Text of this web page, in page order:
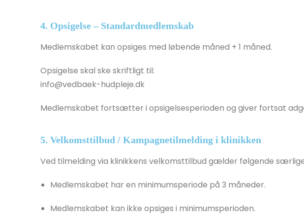
4. Opsigelse – Standardmedlemskab
Medlemskabet kan opsiges med løbende måned + 1 måned.
Opsigelse skal ske skriftligt til:
info@vedbaek-hudpleje.dk
Medlemskabet fortsætter i opsigelsesperioden og giver fortsat
5. Velkomsttilbud / Kampagnetilmelding i klinikken
Ved tilmelding via klinikkens velkomsttilbud gælder følgende
Medlemskabet har en minimumsperiode på 3 måneder.
Medlemskabet kan ikke opsiges i minimumsperioden.